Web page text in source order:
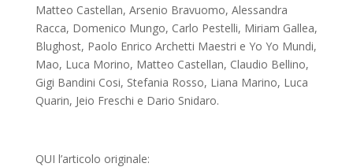
Matteo Castellan, Arsenio Bravuomo, Alessandra
Racca, Domenico Mungo, Carlo Pestelli, Miriam Gallea,
Blughost, Paolo Enrico Archetti Maestri e Yo Yo Mundi,
Mao, Luca Morino, Matteo Castellan, Claudio Bellino,
Gigi Bandini Cosi, Stefania Rosso, Liana Marino, Luca
Quarin, Jeio Freschi e Dario Snidaro.
QUI l’articolo originale: